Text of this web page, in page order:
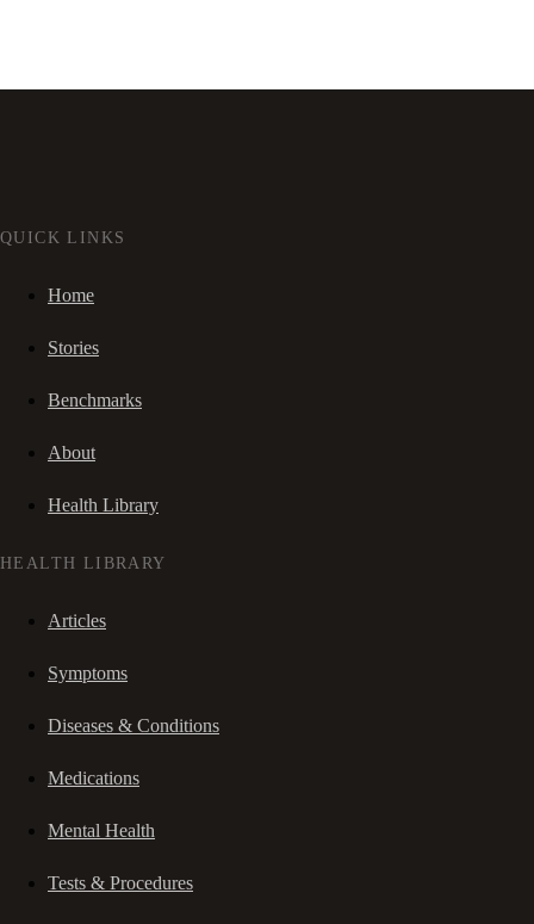
QUICK LINKS
Home
Stories
Benchmarks
About
Health Library
HEALTH LIBRARY
Articles
Symptoms
Diseases & Conditions
Medications
Mental Health
Tests & Procedures